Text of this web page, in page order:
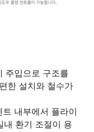
주입으로 구조를
한 설치와 철수가
트 내부에서 플라이
내 환기 조절이 용